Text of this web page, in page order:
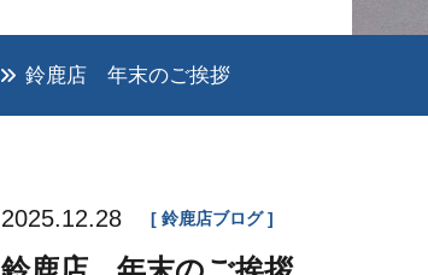
鈴鹿店 年末のご挨拶
2025.12.28 鈴鹿店ブログ